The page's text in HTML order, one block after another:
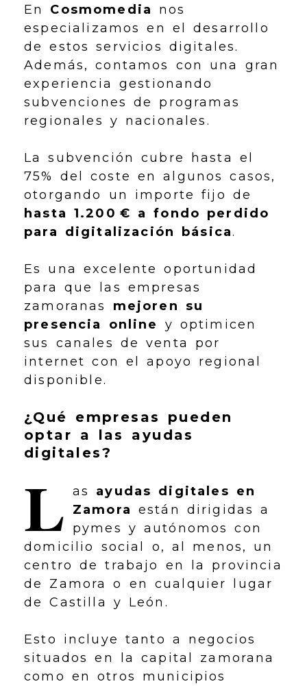
En Cosmomedia nos
especializamos en el desarrollo
de estos servicios digitales.
Además, contamos con una gran
experiencia gestionando
subvenciones de programas
regionales y nacionales.
La subvención cubre hasta el
75% del coste en algunos casos,
otorgando un importe fijo de
hasta 1.200 € a fondo perdido
para digitalización básica.
Es una excelente oportunidad
para que las empresas
zamoranas mejoren su
presencia online
y optimicen
sus canales de venta por
internet con el apoyo regional
disponible.
¿Qué empresas pueden
optar a las ayudas
digitales?
L as ayudas digitales en
Zamora están dirigidas a
pymes y autónomos con
domicilio social o, al menos, un
centro de trabajo en la provincia
de Zamora o en cualquier lugar
de Castilla y León.
Esto incluye tanto a negocios
situados en la capital zamorana
como en otros municipios